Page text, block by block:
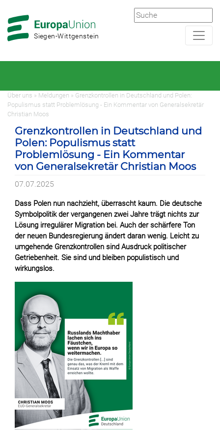
Hauptnavigation
Hauptbereich
Siegen-Wittgenstein
Über uns » Meldungen » Grenzkontrollen in Deutschland und Polen:
Populismus statt Problemlösung - Ein Kommentar von Generalsekretär
Christian Moos
Grenzkontrollen in Deutschland und
Polen: Populismus statt
Problemlösung - Ein Kommentar
von Generalsekretär Christian Moos
07.07.2025
Dass Polen nun nachzieht, überrascht kaum. Die deutsche
Symbolpolitik der vergangenen zwei Jahre trägt nichts zur
Lösung irregulärer Migration bei. Auch der schärfere Ton
der neuen Bundesregierung ändert daran wenig. Leicht zu
umgehende Grenzkontrollen sind Ausdruck politischer
Getriebenheit. Sie sind und bleiben populistisch und
wirkungslos.